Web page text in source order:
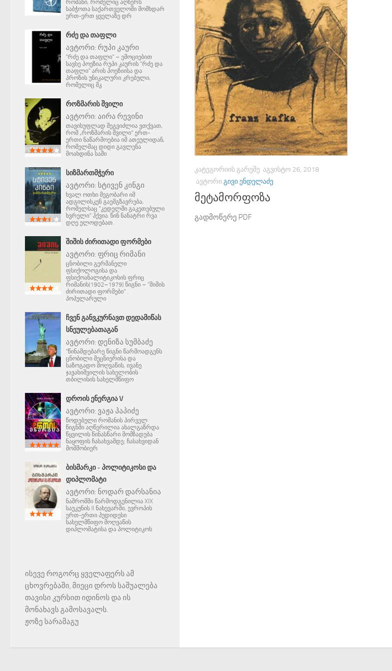
ᲙᲐᲢᲔᲒᲝᲠᲘᲘᲡ ᲒᲐᲠᲔᲨᲔ ᲐᲒᲕᲘᲡᲢᲝ 26, 2018
ᲐᲕᲢᲝᲠᲘᲒᲘᲕᲘ ᲔᲜᲓᲔᲚᲐᲫᲔ
მეტამორფოზა
გადმოწერე PDF
რომანი, რომელიც აღწერს
საბჭოთა საქართველოში მომხდარ
ერთ-ერთ ყველაზე დრ
ᲠᲫᲔ ᲓᲐ ᲗᲐᲤᲚᲘ
ავტორი: რუპი კაური
"რძე და თაფლი" – ემოციებით
სავსე პოეზია რუპი კაურის "რძე და
თაფლი" არის პოეზიისა და
პროზის უნიკალური კრებული,
რომელიც მკ
ᲠᲝᲖᲛᲐᲠᲘᲡ ᲨᲕᲘᲚᲘ
ავტორი: აირა რევინი
თავისუფლად შეგვიძლია ვთქვათ,
რომ „როზმარის შვილი" ერთ-
ერთი ნაწარმოებია იმ ათეულიდან,
რომელმაც დიდი გავლენა
მოახდინა საში
ᲡᲘᲖᲛᲐᲠᲗᲛᲭᲔᲠᲘ
ავტორი: სტივენ კინგი
ხვალ ოთხი მეგობარი იმ
ადგილისკენ გაემგზავრება,
რომელსაც "კედელში გაკეთებული
ხვრელი" ჰქვია. წინ ნანატრი რვა
დღე ელოდებათ.
ᲨᲘᲨᲘᲡ ᲫᲘᲠᲘᲗᲐᲓᲘ ᲤᲝᲠᲛᲔᲑᲘ
ავტორი: ფრიც რიმანი
ცნობილი გერმანელი
ფსიქოლოგისა და
ფსიქოანალიტიკოსის ფრიც
რიმანის(1902–1979) წიგნი – "შიშის
ძირითადი ფორმები" .
პოპულარული
ᲩᲕᲔᲜ ᲒᲐᲜᲕᲙᲣᲠᲜᲐᲕᲗ ᲓᲔᲓᲐᲛᲘᲬᲐᲡ
ᲡᲜᲔᲣᲚᲔᲑᲐᲗᲐᲒᲐᲜ
ავტორი: დენიზა სუმბაძე
"წინამდებარე წიგნი წარმოადგენს
ცნობილი მეცნიერისა და
საზოგადო მოღვაწის, ივანე
ჯავახიშვილის სახელობის
თბილისის სახელმწიფო
ᲓᲠᲝᲘᲡ ᲔᲜᲔᲠᲒᲘᲐ V
ავტორი: ვაჟა პაპიძე
წოდებული რომანის პირველ
წიგნში აღწერილია ახალგაზრდა
წყვილის წინასწარი მომზადება
ნაყოფის ჩასახვამდე; ჩასახვიდან
მომშობიერ
ᲑᲘᲡᲛᲐᲠᲙᲘ - ᲞᲝᲚᲘᲢᲘᲙᲝᲡᲘ ᲓᲐ
ᲓᲘᲞᲚᲝᲛᲐᲢᲘ
ავტორი: ნოდარ დარსანია
ნაშრომში წარმოდგენილია XIX
საუკუნის II ნახევარში, ევროპის
ერთ-ერთი პუდიდესი
სახელმწიფო მოღვაწის
დიპლომატისა და პოლიტიკოს
ისევე როგორც ყველაფერს ამ
ცხოვრებაში, მიეცი დროს საშუალება
თავისი კურსით იდინოს და ის
მონახავს გამოსავალს.
ჟოზე სარამაგუ